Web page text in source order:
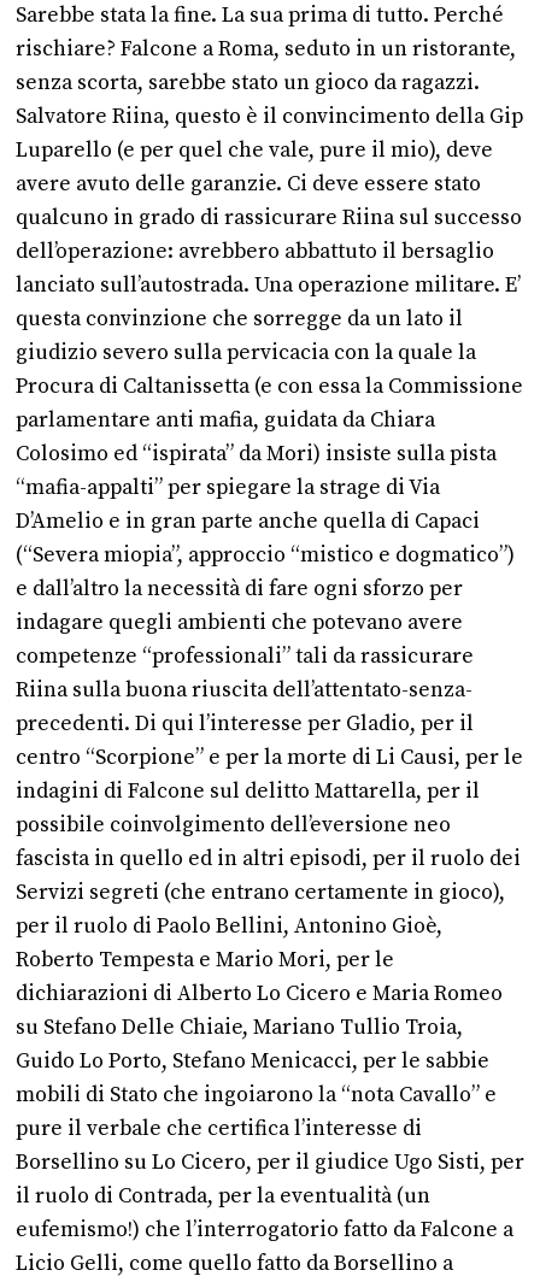
Sarebbe stata la fine. La sua prima di tutto. Perché
rischiare? Falcone a Roma, seduto in un ristorante,
senza scorta, sarebbe stato un gioco da ragazzi.
Salvatore Riina, questo è il convincimento della Gip
Luparello (e per quel che vale, pure il mio), deve
avere avuto delle garanzie. Ci deve essere stato
qualcuno in grado di rassicurare Riina sul successo
dell’operazione: avrebbero abbattuto il bersaglio
lanciato sull’autostrada. Una operazione militare. E’
questa convinzione che sorregge da un lato il
giudizio severo sulla pervicacia con la quale la
Procura di Caltanissetta (e con essa la Commissione
parlamentare anti mafia, guidata da Chiara
Colosimo ed “ispirata” da Mori) insiste sulla pista
“mafia-appalti” per spiegare la strage di Via
D’Amelio e in gran parte anche quella di Capaci
(“Severa miopia”, approccio “mistico e dogmatico”)
e dall’altro la necessità di fare ogni sforzo per
indagare quegli ambienti che potevano avere
competenze “professionali” tali da rassicurare
Riina sulla buona riuscita dell’attentato-senza-
precedenti. Di qui l’interesse per Gladio, per il
centro “Scorpione” e per la morte di Li Causi, per le
indagini di Falcone sul delitto Mattarella, per il
possibile coinvolgimento dell’eversione neo
fascista in quello ed in altri episodi, per il ruolo dei
Servizi segreti (che entrano certamente in gioco),
per il ruolo di Paolo Bellini, Antonino Gioè,
Roberto Tempesta e Mario Mori, per le
dichiarazioni di Alberto Lo Cicero e Maria Romeo
su Stefano Delle Chiaie, Mariano Tullio Troia,
Guido Lo Porto, Stefano Menicacci, per le sabbie
mobili di Stato che ingoiarono la “nota Cavallo” e
pure il verbale che certifica l’interesse di
Borsellino su Lo Cicero, per il giudice Ugo Sisti, per
il ruolo di Contrada, per la eventualità (un
eufemismo!) che l’interrogatorio fatto da Falcone a
Licio Gelli, come quello fatto da Borsellino a